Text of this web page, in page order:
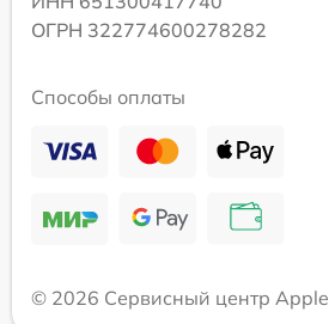
ОГРН 322774600278282
Способы оплаты
© 2026 Сервисный центр Apple